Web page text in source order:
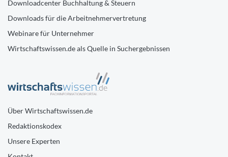
Downloadcenter Buchhaltung & Steuern
Downloads für die Arbeitnehmervertretung
Webinare für Unternehmer
Wirtschaftswissen.de als Quelle in Suchergebnissen
Über Wirtschaftswissen.de
Redaktionskodex
Unsere Experten